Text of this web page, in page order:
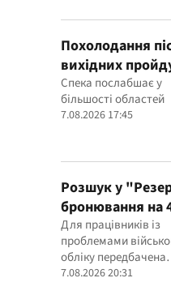
підприємством
Похолодання
вихідних
Спека послабшає у
більшості областей
7.08.2026 17:45
Розшук у
бронювання на
пояснив
Для працівників із
проблемами
обліку передбачена
спеціальна процедура
7.08.2026 20:31